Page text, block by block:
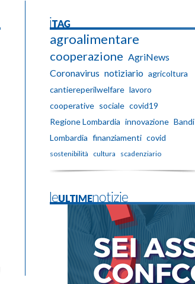
iTAG
agroalimentare
cooperazione AgriNews
Coronavirus notiziario agricoltura
cantiereperilwelfare lavoro
cooperative sociale covid19
Regione Lombardia innovazione Bandi
Lombardia finanziamenti covid
sostenibilità cultura scadenziario
leULTIMEnotizie